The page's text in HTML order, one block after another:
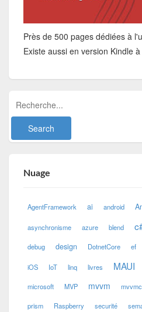
Près de 500 pages dédiées à
Existe aussi en version Kindle
Nuage
AgentFramework ai android
asynchronisme azure blend
debug design DotnetCore ef
iOS IoT linq livres MAUI
microsoft MVP mvvm
prism Raspberry securité